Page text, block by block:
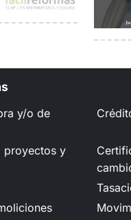
y/o de
proyectos y